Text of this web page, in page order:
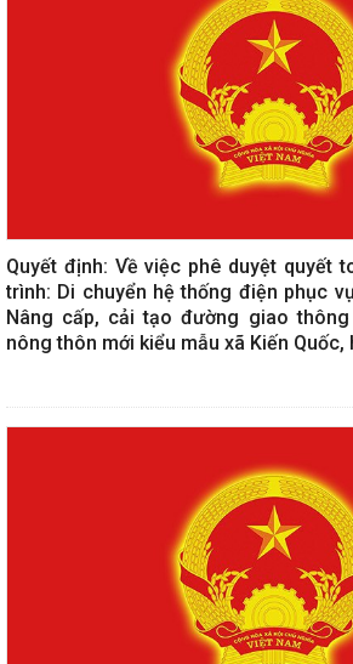
Quyết định: Về việc phê duyệt quyết
trình: Di chuyển hệ thống điện phục
Nâng cấp, cải tạo đường giao
nông thôn mới kiểu mẫu xã Kiến Quốc,